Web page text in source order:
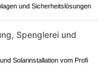
und Sicherheitslösungen
Solarinstallation vom Profi